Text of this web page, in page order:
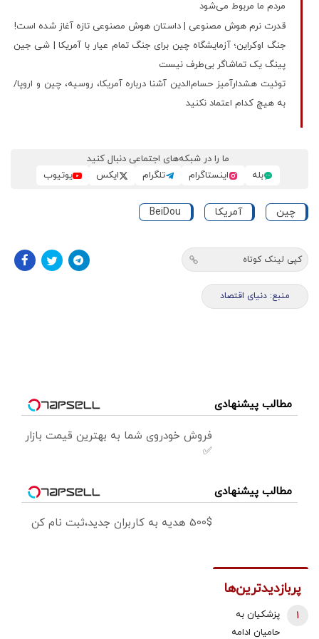
مردم ما مربوط می‌شود
قدرت نرم هوش مصنوعی | داستان هوش مصنوعی تازه آغاز شده است!
جنگ اوکراین؛ آزمایشگاه چین برای جنگ تمام عیار با آمریکا | شی‌ جین
پینگ یک تماشاگر بی‌طرف نیست
توئیت هشدارآمیز حسام‌الدین آشنا درباره آمریکا، روسیه، چین و اروپا/
به هیچ کدام اعتماد نکنید
ما را در شبکه‌های اجتماعی دنبال کنید
بله
اینستاگرام تلگرام ایکس یوتیوب
چین آمریکا BeiDou
کپی لینک کوتاه
منبع: دنیای اقتصاد
مطالب پیشنهادی
فروش خودروی شما به بهترین قیمت بازار
✅
مطالب پیشنهادی
500$ هدیه به کاربران جدید،ثبت نام کن
پربازدیدترین‌ها
پزشکیان به
حامیان ادامه
1